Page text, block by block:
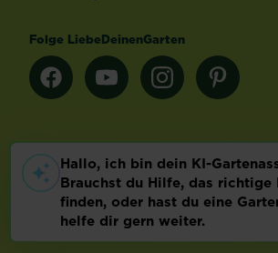
Folge LiebeDeinenGarten
Länderauswahl
Footer
Impressum & AGB